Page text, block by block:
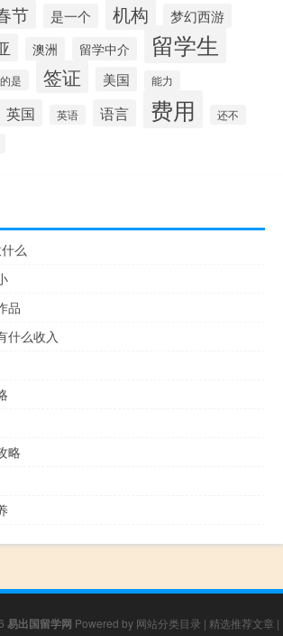
节 是一个 机构 梦幻西游
澳洲 留学中介 留学生
的是 签证 美国 能力
英国 英语 语言 费用 还不
么
品
什么收入
略
易出国留学网 Powered by 网站分类目录 | 精选推荐文章 |